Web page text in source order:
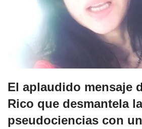
El aplaudido mensaje
Rico que desmantela la
pseudociencias con